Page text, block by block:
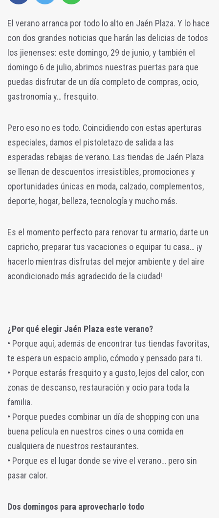
El verano arranca por todo lo alto en Jaén Plaza. Y lo hace
con dos grandes noticias que harán las delicias de todos
los jienenses: este domingo, 29 de junio, y también el
domingo 6 de julio, abrimos nuestras puertas para que
puedas disfrutar de un día completo de compras, ocio,
gastronomía y… fresquito.
Pero eso no es todo. Coincidiendo con estas aperturas
especiales, damos el pistoletazo de salida a las
esperadas rebajas de verano. Las tiendas de Jaén Plaza
se llenan de descuentos irresistibles, promociones y
oportunidades únicas en moda, calzado, complementos,
deporte, hogar, belleza, tecnología y mucho más.
Es el momento perfecto para renovar tu armario, darte un
capricho, preparar tus vacaciones o equipar tu casa… ¡y
hacerlo mientras disfrutas del mejor ambiente y del aire
acondicionado más agradecido de la ciudad!
¿Por qué elegir Jaén Plaza este verano?
• Porque aquí, además de encontrar tus tiendas favoritas,
te espera un espacio amplio, cómodo y pensado para ti.
• Porque estarás fresquito y a gusto, lejos del calor, con
zonas de descanso, restauración y ocio para toda la
familia.
• Porque puedes combinar un día de shopping con una
buena película en nuestros cines o una comida en
cualquiera de nuestros restaurantes.
• Porque es el lugar donde se vive el verano… pero sin
pasar calor.
Dos domingos para aprovecharlo todo